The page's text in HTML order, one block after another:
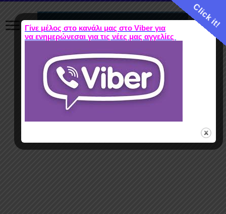
Click it!
Γίνε μέλος στο κανάλι μας στο Viber για
να ενημερώνεσαι για τις νέες μας αγγελίες